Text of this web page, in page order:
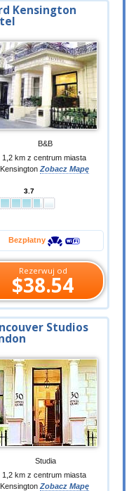
Kensington
B&B
1,2 km z centrum miasta
Kensington Zobacz Mapę
3.7
Bezpłatny
Rezerwuj od
$38.54
Studios
Studia
1,2 km z centrum miasta
Kensington Zobacz Mapę